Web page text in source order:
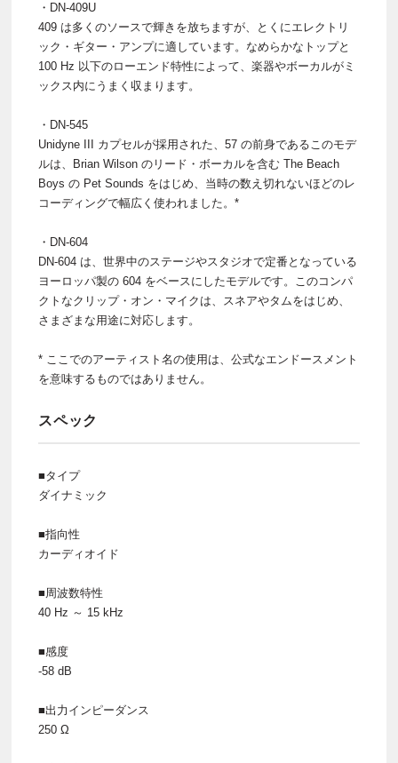
・DN-409U
409 は多くのソースで輝きを放ちますが、とくにエレクトリ
ック・ギター・アンプに適しています。なめらかなトップと
100 Hz 以下のローエンド特性によって、楽器やボーカルがミ
ックス内にうまく収まります。
・DN-545
Unidyne III カプセルが採用された、57 の前身であるこのモデ
ルは、Brian Wilson のリード・ボーカルを含む The Beach
Boys の Pet Sounds をはじめ、当時の数え切れないほどのレ
コーディングで幅広く使われました。*
・DN-604
DN-604 は、世界中のステージやスタジオで定番となっている
ヨーロッパ製の 604 をベースにしたモデルです。このコンパ
クトなクリップ・オン・マイクは、スネアやタムをはじめ、
さまざまな用途に対応します。
* ここでのアーティスト名の使用は、公式なエンドースメント
を意味するものではありません。
スペック
■タイプ
ダイナミック
■指向性
カーディオイド
■周波数特性
40 Hz ～ 15 kHz
■感度
-58 dB
■出力インピーダンス
250 Ω